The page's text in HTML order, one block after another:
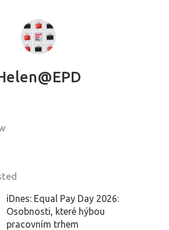
iDnes: Equal Pay Day 2026:
Osobnosti, které hýbou
pracovním trhem